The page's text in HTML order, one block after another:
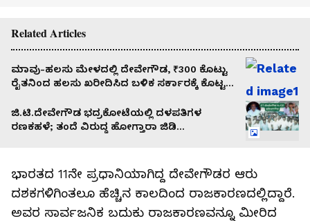
Related Articles
ಮಾವು-ಹಲಸು ಮೇಳದಲ್ಲಿ ದೇವೇಗೌಡ, ₹300 ಕೊಟ್ಟು
ರೈತನಿಂದ ಹಲಸು ಖರೀದಿಸಿದ ಬಳಿಕ ಸರ್ಕಾರಕ್ಕೆ ಕೊಟ್ಟ
ಜಿ.ಟಿ.ದೇವೇಗೌಡ ಭದ್ರಕೋಟೆಯಲ್ಲಿ ದಳಪತಿಗಳ
ರಣಕಹಳೆ; ತಂದೆ ವಿರುದ್ಧ ಹೋಗ್ತಾರಾ ಜಿಡಿ
ಭಾರತದ 11ನೇ ಪ್ರಧಾನಿಯಾಗಿದ್ದ ದೇವೇಗೌಡರ ಆರು
ದಶಕಗಳಿಗಿಂತಲೂ ಹೆಚ್ಚಿನ ಕಾಲದಿಂದ ರಾಜಕಾರಣದಲ್ಲಿದ್ದಾರೆ.
ಅವರ ಸಾರ್ವಜನಿಕ ಬದುಕು ರಾಜಕಾರಣವನ್ನೂ ಮೀರಿದ